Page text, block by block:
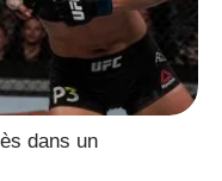
dans un